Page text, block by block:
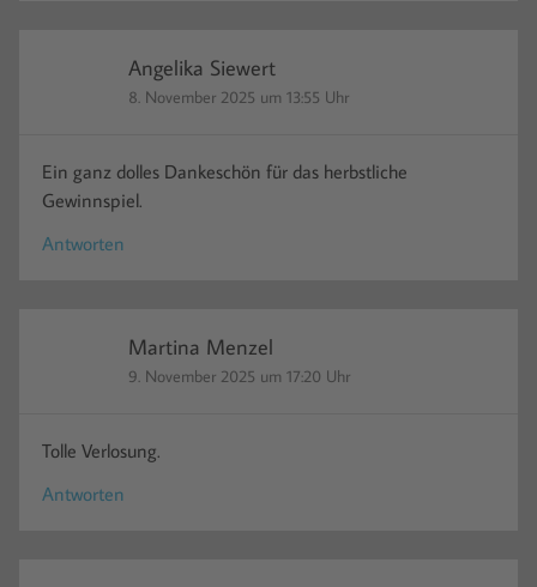
Angelika Siewert
8. November 2025 um 13:55 Uhr
Ein ganz dolles Dankeschön für das herbstliche
Gewinnspiel.
Antworten
Martina Menzel
9. November 2025 um 17:20 Uhr
Tolle Verlosung.
Antworten